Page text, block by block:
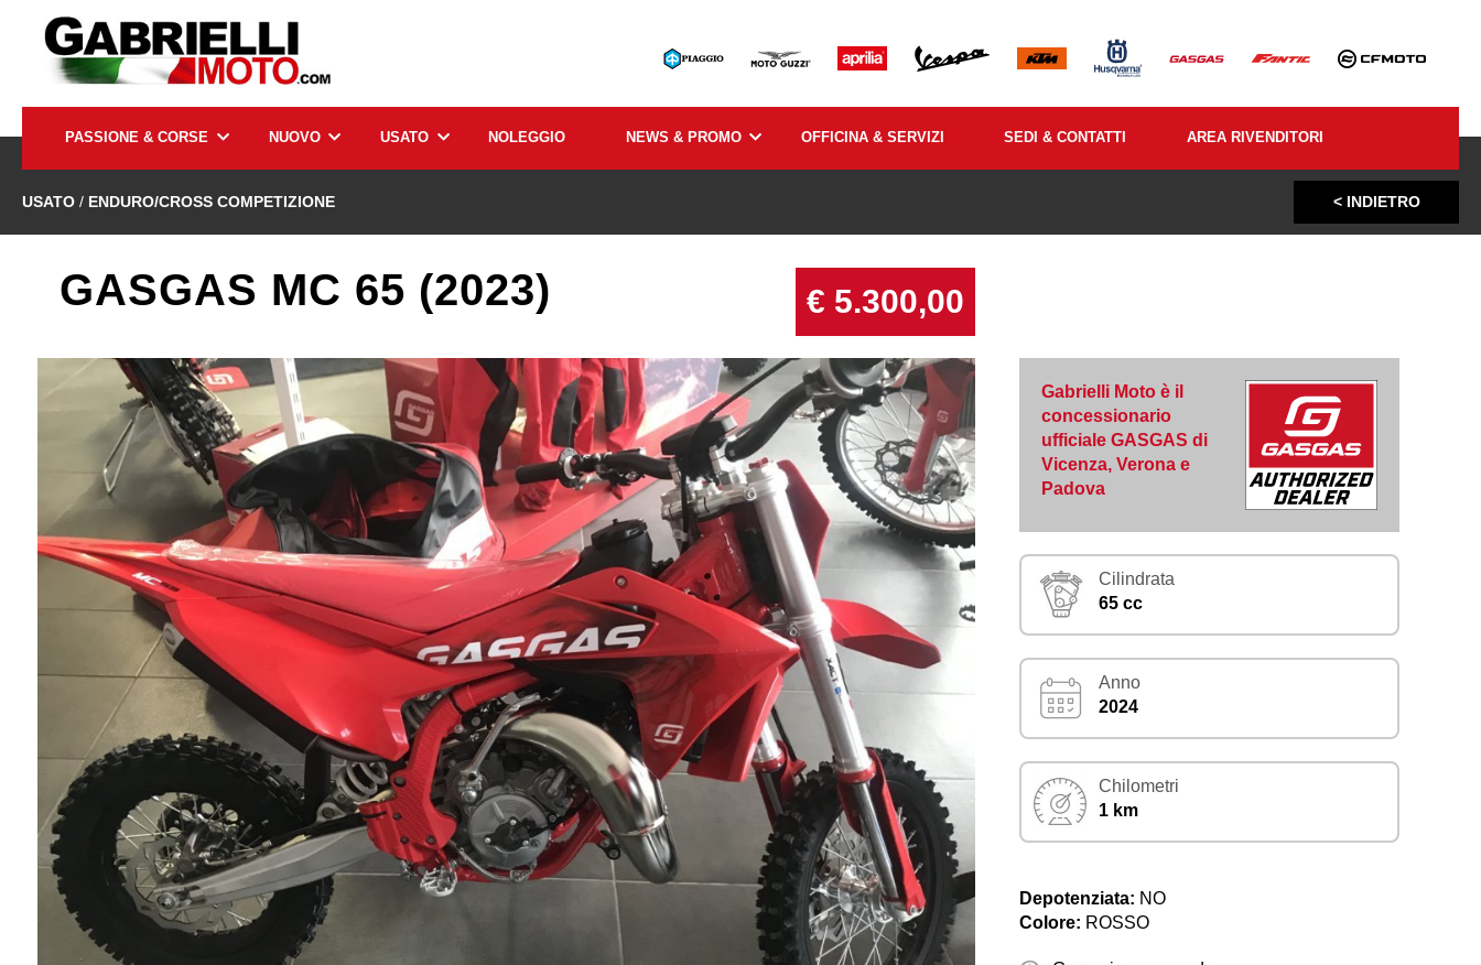
PASSIONE & CORSE NUOVO USATO NOLEGGIO NEWS & PROMO OFFICINA & SERVIZI SEDI & CONTATTI AREA RIVENDITORI
USATO / ENDURO/CROSS COMPETIZIONE < INDIETRO
GASGAS MC 65 (2023) € 5.300,00
Gabrielli Moto è il
concessionario
ufficiale GASGAS di
Vicenza, Verona e
Padova
Cilindrata
65 cc
Anno
2024
Chilometri
1 km
Depotenziata: NO
Colore: ROSSO